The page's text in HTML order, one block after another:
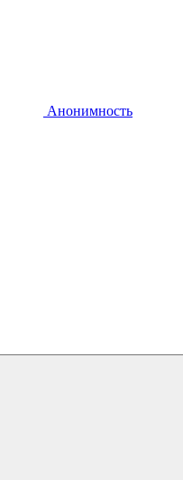
Анонимность